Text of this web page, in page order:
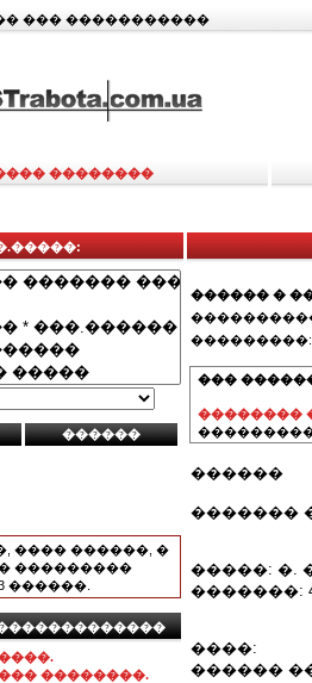
��� �����������
��������
���� ������, �
���������
������.
��������.
������ �
���������:
���
��������
������
�������
�����: �.
�������:
����:
������